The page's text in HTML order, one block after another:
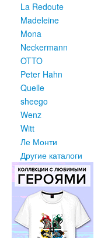
La Redoute
Madeleine
Mona
Neckermann
OTTO
Peter Hahn
Quelle
sheego
Wenz
Witt
Ле Монти
Другие каталоги